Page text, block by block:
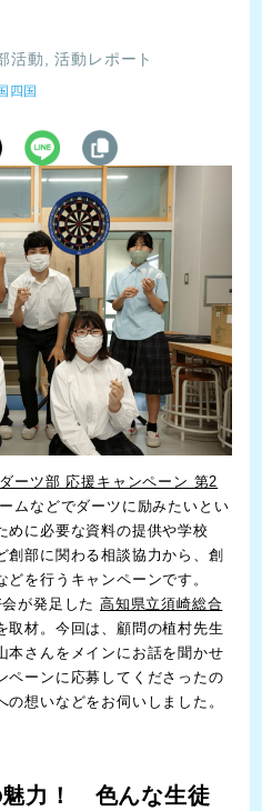
活動,活動レポート
四国
ーツ部 応援キャンペーン 第2
ムなどでダーツに励みたいとい
めに必要な資料の提供や学校
創部に関わる相談協力から、創
を行うキャンペーンです。
が発足した高知県立須崎総合
取材。今回は、顧問の植村先生
本さんをメインにお話を聞かせ
ペーンに応募してくださったの
想いなどをお伺いしました。
魅力！ 色んな生徒